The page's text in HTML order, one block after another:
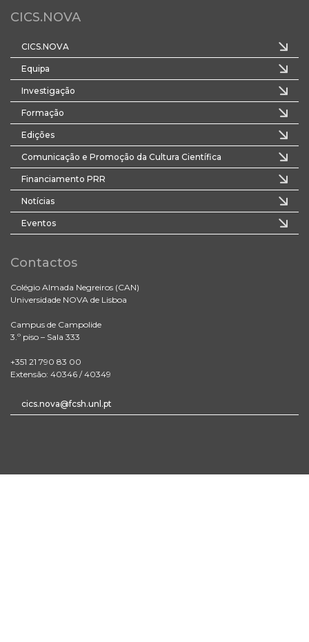
CICS.NOVA
CICS.NOVA
Equipa
Investigação
Formação
Edições
Comunicação e Promoção da Cultura Científica
Financiamento PRR
Notícias
Eventos
Contactos
Colégio Almada Negreiros (CAN)
Universidade NOVA de Lisboa
Campus de Campolide
3.º piso – Sala 333
+351 21 790 83 00
Extensão: 40346 / 40349
cics.nova@fcsh.unl.pt